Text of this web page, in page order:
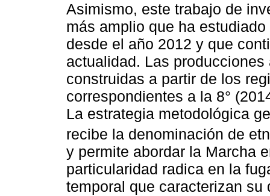
Asimismo, este trabajo de
más amplio que ha
desde el año 2012 y que
actualidad. Las
construidas a partir de los
correspondientes a la 8°
La estrategia metodológica
recibe la denominación de
y permite abordar la Marcha
particularidad radica en la
temporal que caracterizan su